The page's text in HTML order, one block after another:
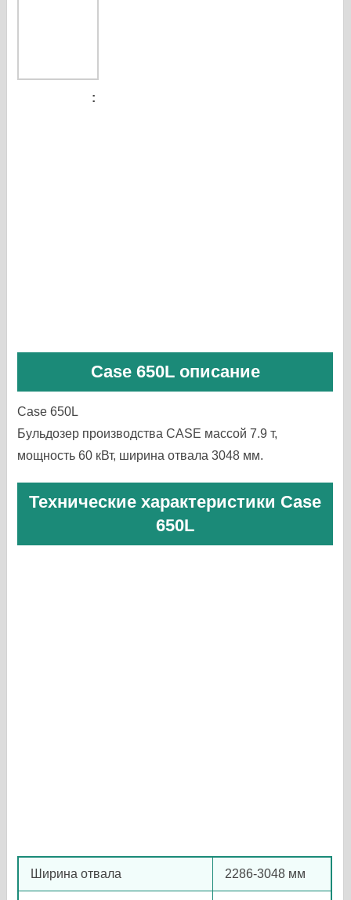
Case 650L описание
Case 650L
Бульдозер производства CASE массой 7.9 т,
мощность 60 кВт, ширина отвала 3048 мм.
Технические характеристики Case
650L
Ширина отвала 2286-3048 мм